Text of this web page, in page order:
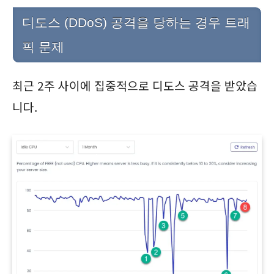
디도스 (DDoS) 공격을 당하는 경우 트래
픽 문제
최근 2주 사이에 집중적으로 디도스 공격을 받았습
니다.